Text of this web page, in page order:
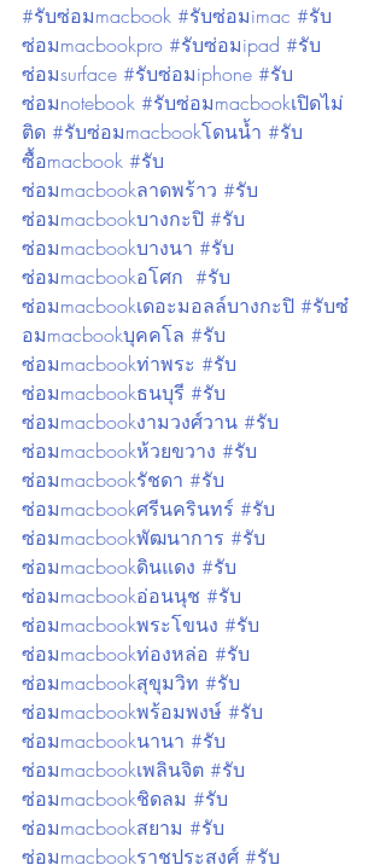
#รับซ่อมmacbook #รับซ่อมimac #รับ
ซ่อมmacbookpro #รับซ่อมipad #รับ
ซ่อมsurface #รับซ่อมiphone #รับ
ซ่อมnotebook #รับซ่อมmacbookเปิดไม่
ติด #รับซ่อมmacbookโดนน้ำ #รับ
ซื้อmacbook #รับ
ซ่อมmacbookลาดพร้าว #รับ
ซ่อมmacbookบางกะปิ #รับ
ซ่อมmacbookบางนา #รับ
ซ่อมmacbookอโศก #รับ
ซ่อมmacbookเดอะมอลล์บางกะปิ #รับซ๋
อมmacbookบุคคโล #รับ
ซ่อมmacbookท่าพระ #รับ
ซ่อมmacbookธนบุรี #รับ
ซ่อมmacbookงามวงศ์วาน #รับ
ซ่อมmacbookห้วยขวาง #รับ
ซ่อมmacbookรัชดา #รับ
ซ่อมmacbookศรีนครินทร์ #รับ
ซ่อมmacbookพัฒนาการ #รับ
ซ่อมmacbookดินแดง #รับ
ซ่อมmacbookอ่อนนุช #รับ
ซ่อมmacbookพระโขนง #รับ
ซ่อมmacbookท่องหล่อ #รับ
ซ่อมmacbookสุขุมวิท #รับ
ซ่อมmacbookพร้อมพงษ์ #รับ
ซ่อมmacbookนานา #รับ
ซ่อมmacbookเพลินจิต #รับ
ซ่อมmacbookชิดลม #รับ
ซ่อมmacbookสยาม #รับ
ซ่อมmacbookราชประสงศ์ #รับ